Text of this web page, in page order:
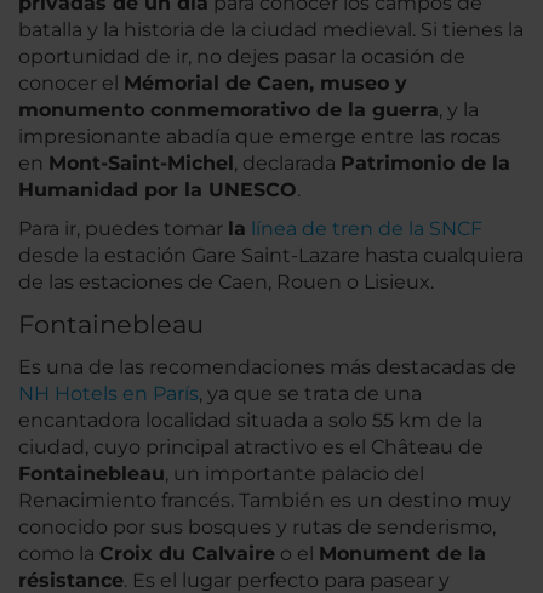
batalla y la historia de la ciudad medieval. Si tienes la
oportunidad de ir, no dejes pasar la ocasión de
conocer el Mémorial de Caen, museo y
monumento conmemorativo de la guerra, y la
impresionante abadía que emerge entre las rocas
en Mont-Saint-Michel, declarada Patrimonio de la
Humanidad por la UNESCO.
Para ir, puedes tomar la línea de tren de la SNCF
desde la estación Gare Saint-Lazare hasta cualquiera
de las estaciones de Caen, Rouen o Lisieux.
Fontainebleau
Es una de las recomendaciones más destacadas de
NH Hotels en París, ya que se trata de una
encantadora localidad situada a solo 55 km de la
ciudad, cuyo principal atractivo es el Château de
Fontainebleau, un importante palacio del
Renacimiento francés. También es un destino muy
conocido por sus bosques y rutas de senderismo,
como la Croix du Calvaire o el Monument de la
résistance. Es el lugar perfecto para pasear y